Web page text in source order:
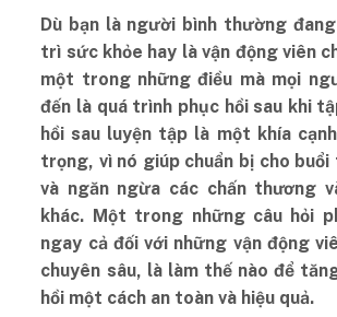
Dù bạn là người bình thường
trì sức khỏe hay là vận động viên
một trong những điều mà mọi
đến là quá trình phục hồi sau khi
hồi sau luyện tập là một khía
trọng, vì nó giúp chuẩn bị cho
và ngăn ngừa các chấn thương
khác. Một trong những câu hỏi
ngay cả đối với những vận động
chuyên sâu, là làm thế nào để
hồi một cách an toàn và hiệu quả.